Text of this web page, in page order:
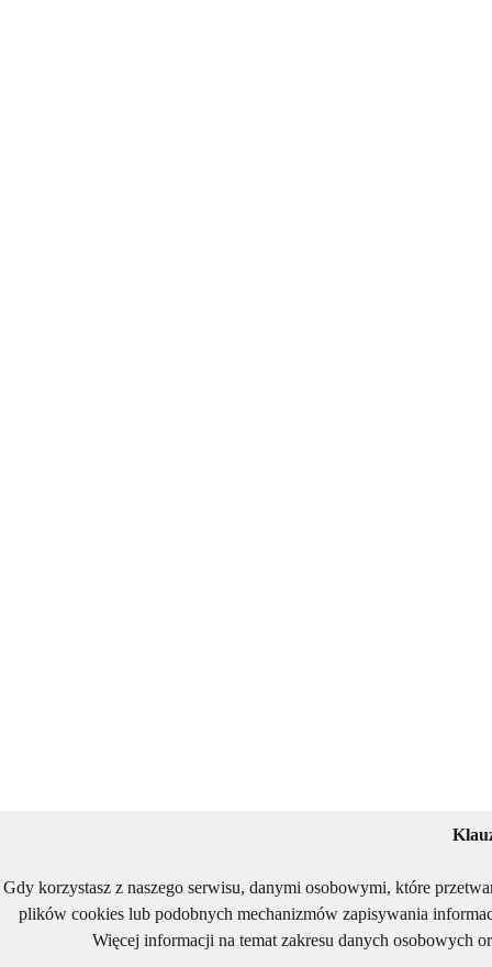
Gdy korzystasz z naszego serwisu, danymi osobowymi, które
plików cookies lub podobnych mechanizmów zapisywania
Więcej informacji na temat zakresu danych osobowych